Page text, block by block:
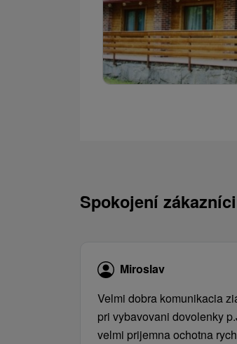
Spokojení zákazníci
Miroslav
Velmi dobra komunikacia
pri vybavovani dovolenky
velmi prijemna ochotna